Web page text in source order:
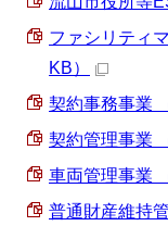
ファシリティ
KB）
契約事務事業
契約管理事業
車両管理事業
普通財産維持